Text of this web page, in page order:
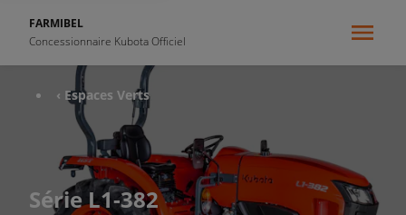
FARMIBEL
Concessionnaire Kubota Officiel
‹ Espaces Verts
Série L1-382